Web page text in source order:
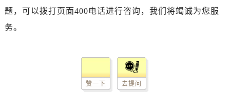
题，可以拨打页面400电话进行咨询，我们将竭诚为您服
务。
赞一下 去提问